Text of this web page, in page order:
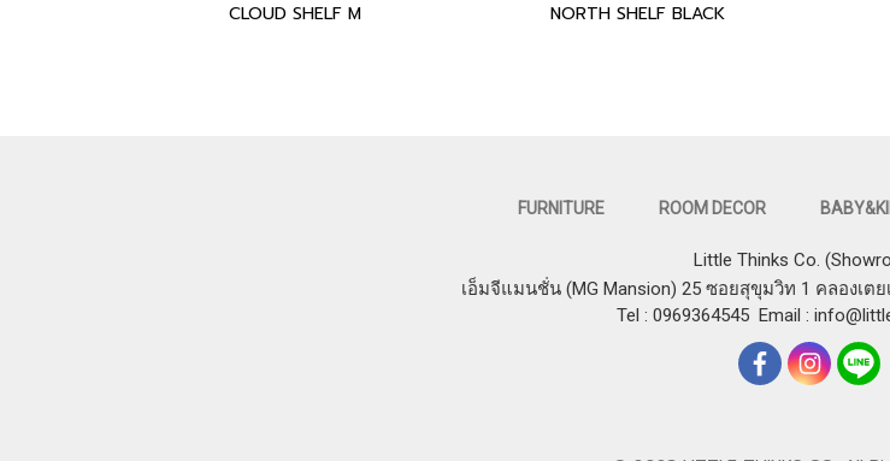
CLOUD SHELF M NORTH SHELF BLACK
FURNITURE ROOM DECOR
Little Thinks Co.
เอ็มจีแมนชั่น (MG Mansion) 25 ซอยสุขุมวิท 1 คลองเต
Tel : 0969364545 Email :